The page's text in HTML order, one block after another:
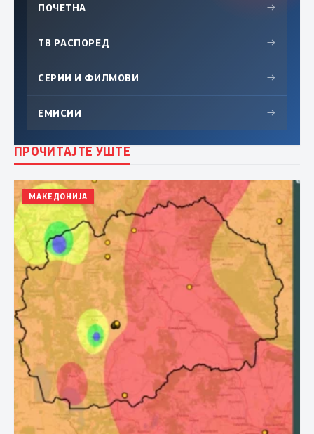
ПОЧЕТНА →
ТВ РАСПОРЕД →
СЕРИИ И ФИЛМОВИ →
ЕМИСИИ →
ПРОЧИТАЈТЕ УШТЕ
МАКЕДОНИЈА